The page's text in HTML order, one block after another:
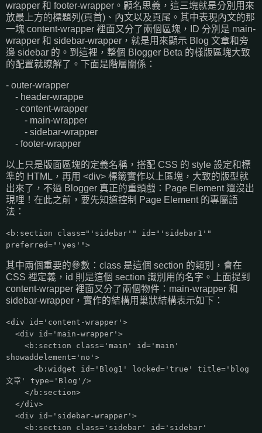
wrapper 和 footer-wrapper。顧名思義，這三塊就是分別用來
放最上方的標題列(頁首)、內文以及頁尾。其中表現內文的那
一塊 content-wrapper 裡面又分了兩個區塊，ID 分別是 main-
wrapper 和 sidebar-wrapper，就是用來顯示 Blog 文章和旁
邊 sidebar 的。到這裡，整個 Blogger Beta 的樣版區塊大致
的配置就瞭解了。下面是階層關係：
- outer-wrapper
- header-wrappe
- content-wrapper
- main-wrapper
- sidebar-wrapper
- footer-wrapper
以上只是版面區塊的定義名稱，搭配 CSS 的 style 設定和標
準的 HTML，再用 <div> 標籤實作以上區塊，大致的版型就
出來了，不過 Blogger 真正的重頭戲：Page Element 還沒出
現哩！在此之前，要先知道控制 Page Element 的專屬語
法：
<b:section class="'sidebar'" id="'sidebar1'"
preferred="'yes'">
其中兩個重要的參數：class 是這個 section 的類別，會在
CSS 裡定義，id 則是這個 section 識別用的名字。上面提到
content-wrapper 裡面又分了兩個物件：main-wrapper 和
sidebar-wrapper，實作的結構用巢狀結構表示如下：
<div id='content-wrapper'>
<div id='main-wrapper'>
<b:section class='main' id='main'
showaddelement='no'>
<b:widget id='Blog1' locked='true' title='blog
文章' type='Blog'/>
</b:section>
</div>
<div id='sidebar-wrapper'>
<b:section class='sidebar' id='sidebar'